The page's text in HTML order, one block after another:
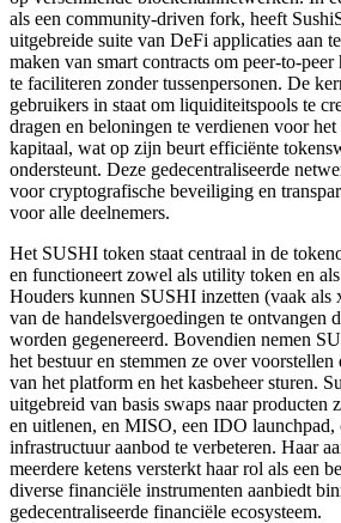
als een community-driven fork, heeft
uitgebreide suite van DeFi applicaties aan
maken van smart contracts om peer-to-
te faciliteren zonder tussenpersonen. De
gebruikers in staat om liquiditeitspools te
dragen en beloningen te verdienen voor
kapitaal, wat op zijn beurt efficiënte
ondersteunt. Deze gedecentraliseerde
voor cryptografische beveiliging en
voor alle deelnemers.
Het SUSHI token staat centraal in de
en functioneert zowel als utility token en
Houders kunnen SUSHI inzetten (vaak als
van de handelsvergoedingen te ontvangen
worden gegenereerd. Bovendien nemen
het bestuur en stemmen ze over
van het platform en het kasbeheer sturen.
uitgebreid van basis swaps naar producten
en uitlenen, en MISO, een IDO launchpad,
infrastructuur aanbod te verbeteren. Haar
meerdere ketens versterkt haar rol als een
diverse financiële instrumenten aanbiedt
gedecentraliseerde financiële ecosysteem.